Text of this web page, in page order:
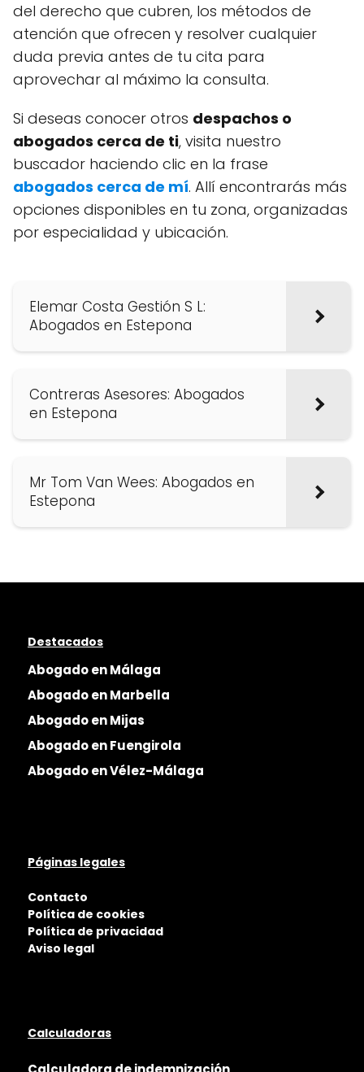
del derecho que cubren, los métodos de
atención que ofrecen y resolver cualquier
duda previa antes de tu cita para
aprovechar al máximo la consulta.
Si deseas conocer otros despachos o
abogados cerca de ti, visita nuestro
buscador haciendo clic en la frase
abogados cerca de mí. Allí encontrarás más
opciones disponibles en tu zona, organizadas
por especialidad y ubicación.
Elemar Costa Gestión S L:
Abogados en Estepona
Contreras Asesores: Abogados
en Estepona
Mr Tom Van Wees: Abogados en
Estepona
Destacados
Abogado en Málaga
Abogado en Marbella
Abogado en Mijas
Abogado en Fuengirola
Abogado en Vélez-Málaga
Páginas legales
Contacto
Política de cookies
Política de privacidad
Aviso legal
Calculadoras